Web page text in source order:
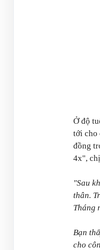
Ở độ
tới cho
đồng
4x",
"Sau
thân.
Tháng
Bạn
cho